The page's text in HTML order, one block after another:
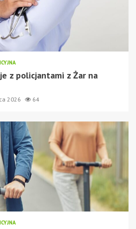
z policjantami z Żar na
2026 64